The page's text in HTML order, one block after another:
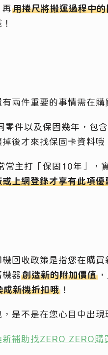
用捲尺將搬運過程中
兩件重要的事情需在購
零件以及保固幾年，包
後才來找保固卡資料哦
常主打「保固10年」，
上網登錄才享有此項優
回收政策是指您在購
器創造新的附加價值
成新機折扣哦！
是不是在您心目中出
新補助找ZERO ZERO購